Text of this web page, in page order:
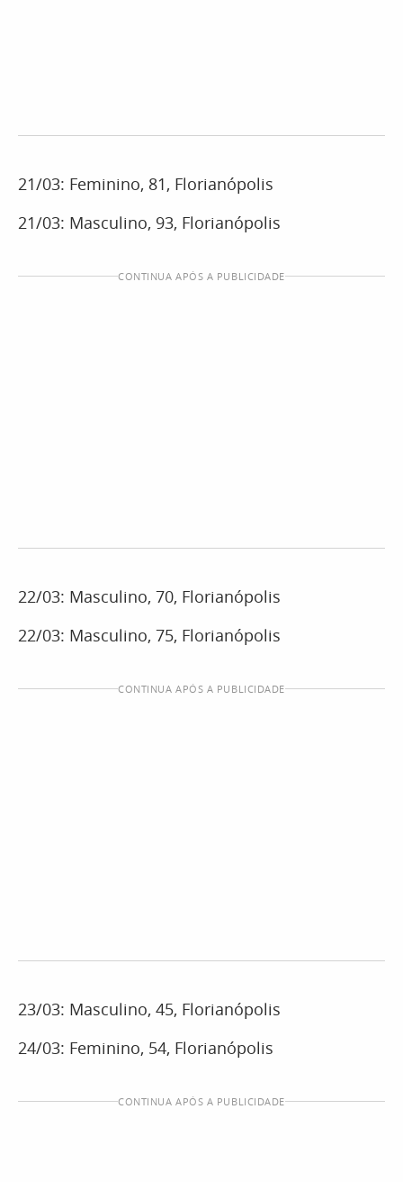
21/03: Feminino, 81, Florianópolis
21/03: Masculino, 93, Florianópolis
CONTINUA APÓS A PUBLICIDADE
22/03: Masculino, 70, Florianópolis
22/03: Masculino, 75, Florianópolis
CONTINUA APÓS A PUBLICIDADE
23/03: Masculino, 45, Florianópolis
24/03: Feminino, 54, Florianópolis
CONTINUA APÓS A PUBLICIDADE